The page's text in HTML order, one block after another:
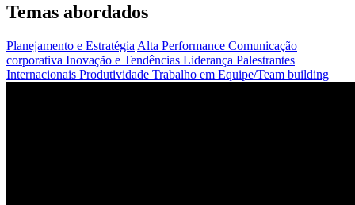
Temas abordados
Planejamento e Estratégia Alta Performance Comunicação
corporativa Inovação e Tendências Liderança Palestrantes
Internacionais Produtividade Trabalho em Equipe/Team building